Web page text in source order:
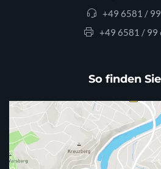
+49 6581 /
+49 6581 / 99
So finden